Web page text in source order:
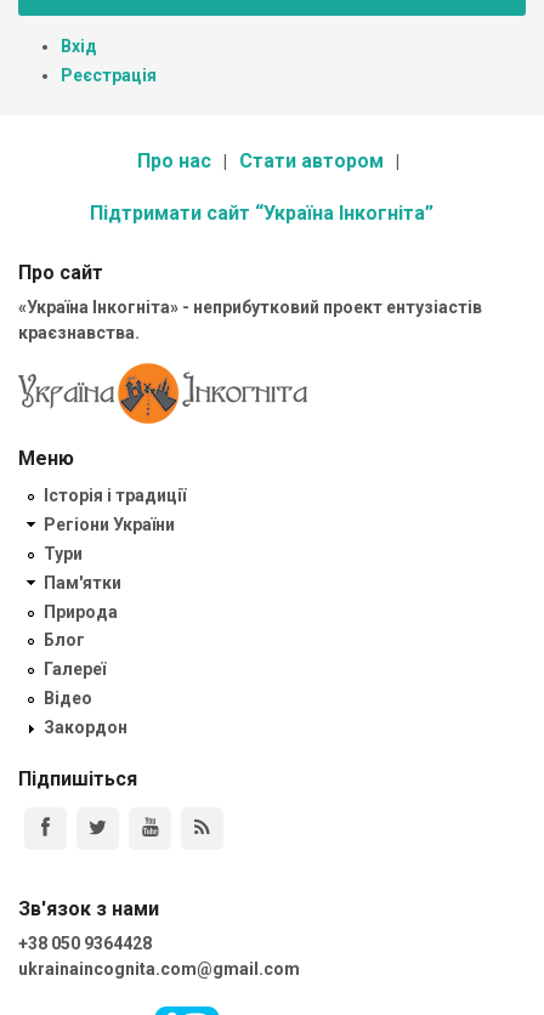
Вхід
Реєстрація
Про нас Стати автором
Підтримати сайт “Україна Інкогніта”
Про сайт
«Україна Інкогніта» - неприбутковий проект ентузіастів
краєзнавства.
Меню
Історія і традиції
Регіони України
Тури
Пам'ятки
Природа
Блог
Галереї
Відео
Закордон
Підпишіться
Зв'язок з нами
+38 050 9364428
ukrainaincognita.com@gmail.com